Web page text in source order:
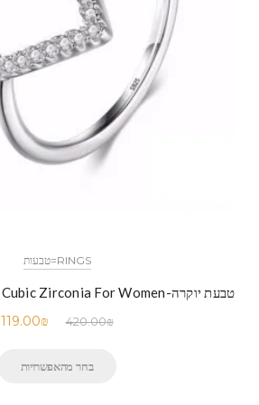
RINGS=טבעות
טבעת יוקרה-Silver Ring Fashion Cubic Zirconia For Women
420.00₪
119.00₪
בחר מהאפשרויות